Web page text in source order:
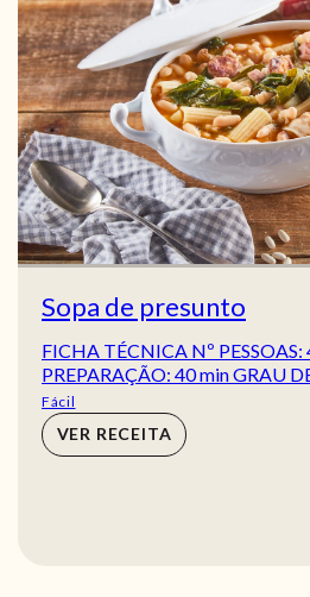
Sopa de presunto
FICHA TÉCNICA Nº
PREPARAÇÃO: 40 min GRAU
Fácil
VER RECEITA